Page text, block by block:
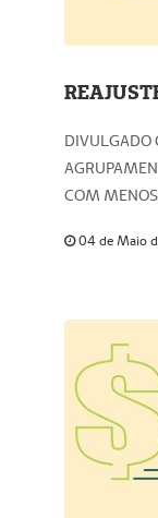
DIVULGADO
COM
04 de Maio